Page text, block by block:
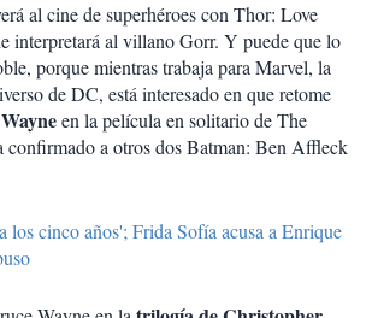
al cine de superhéroes con Thor: Love
interpretará al villano Gorr. Y puede que lo
porque mientras trabaja para Marvel, la
de DC, está interesado en que retome
en la película en solitario de The
confirmado a otros dos Batman: Ben Affleck
los cinco años'; Frida Sofía acusa a Enrique